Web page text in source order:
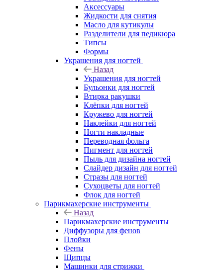
Аксессуары
Жидкости для снятия
Масло для кутикулы
Разделители для педикюра
Типсы
Формы
Украшения для ногтей
Назад
Украшения для ногтей
Бульонки для ногтей
Втирка ракушки
Клёпки для ногтей
Кружево для ногтей
Наклейки для ногтей
Ногти накладные
Переводная фольга
Пигмент для ногтей
Пыль для дизайна ногтей
Слайдер дизайн для ногтей
Стразы для ногтей
Сухоцветы для ногтей
Флок для ногтей
Парикмахерские инструменты
Назад
Парикмахерские инструменты
Диффузоры для фенов
Плойки
Фены
Щипцы
Машинки для стрижки